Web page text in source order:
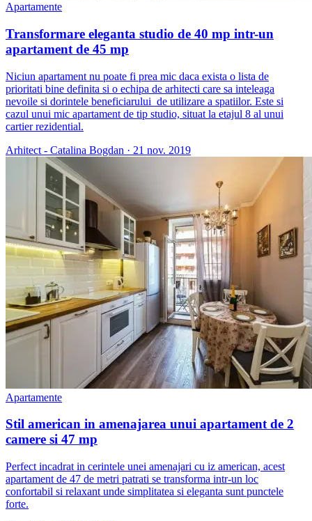
Apartamente
Transformare eleganta studio de 40 mp intr-un
apartament de 45 mp
Niciun apartament nu poate fi prea mic daca exista o lista de
prioritati bine definita si o echipa de arhitecti care sa inteleaga
nevoile si dorintele beneficiarului de utilizare a spatiilor. Este si
cazul unui mic apartament de tip studio, situat la etajul 8 al unui
cartier rezidential.
Arhitect - Catalina Bogdan · 21 nov. 2019
Apartamente
Stil american in amenajarea unui apartament de 2
camere si 47 mp
Perfect incadrat in cerintele unei amenajari cu iz american, acest
apartament de 47 de metri patrati se transforma intr-un loc
confortabil si relaxant unde simplitatea si eleganta sunt punctele
forte.